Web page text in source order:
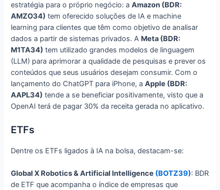
estratégia para o próprio negócio: aAmazon (BDR:
AMZO34) tem oferecido soluções de IA e machine
learning para clientes que têm como objetivo de analisar
dados a partir de sistemas privados. A Meta (BDR:
M1TA34) tem utilizado grandes modelos de linguagem
(LLM) para aprimorar a qualidade de pesquisas e prever os
conteúdos que seus usuários desejam consumir. Com o
lançamento do ChatGPT para iPhone, aApple (BDR:
AAPL34) tende a se beneficiar positivamente, visto que a
OpenAI terá de pagar 30% da receita gerada no aplicativo.
ETFs
Dentre os ETFs ligados à IA na bolsa, destacam-se:
Global X Robotics & Artificial Intelligence (BOTZ39): BDR
de ETF que acompanha o índice de empresas que